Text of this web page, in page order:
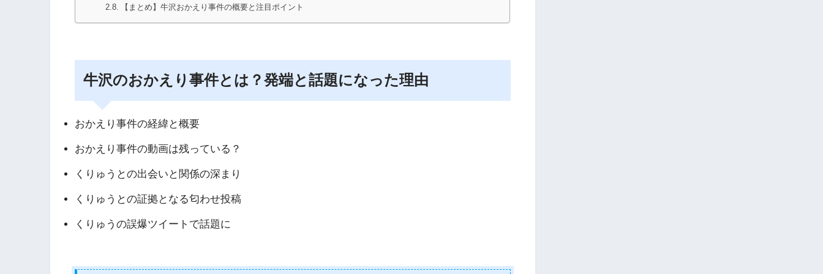
【まとめ】牛沢おかえり事件の概要と注目ポイント
牛沢のおかえり事件とは？発端と話題になった理由
おかえり事件の経緯と概要
おかえり事件の動画は残っている？
くりゅうとの出会いと関係の深まり
くりゅうとの証拠となる匂わせ投稿
くりゅうの誤爆ツイートで話題に